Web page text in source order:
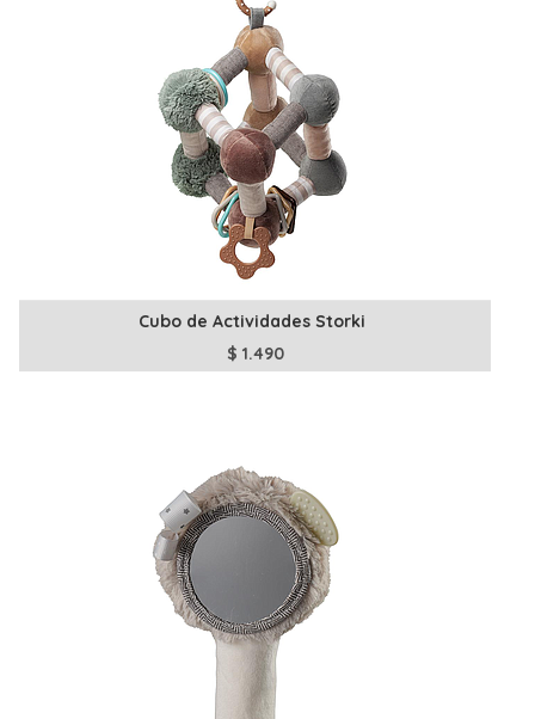
Cubo de Actividades Storki
$ 1.490